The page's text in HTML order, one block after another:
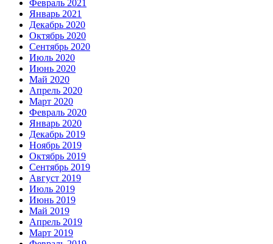
Февраль 2021
Январь 2021
Декабрь 2020
Октябрь 2020
Сентябрь 2020
Июль 2020
Июнь 2020
Май 2020
Апрель 2020
Март 2020
Февраль 2020
Январь 2020
Декабрь 2019
Ноябрь 2019
Октябрь 2019
Сентябрь 2019
Август 2019
Июль 2019
Июнь 2019
Май 2019
Апрель 2019
Март 2019